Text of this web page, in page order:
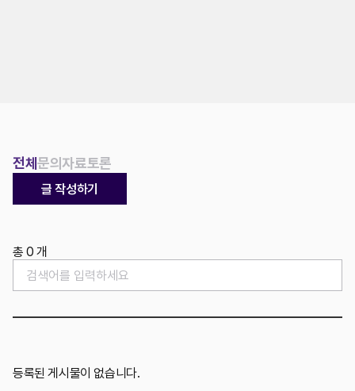
전체문의자료토론
글 작성하기
총 0 개
등록된 게시물이 없습니다.